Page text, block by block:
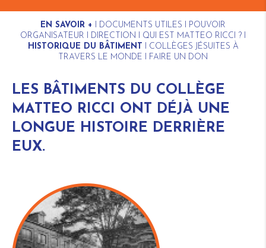
EN SAVOIR + I DOCUMENTS UTILES I POUVOIR
ORGANISATEUR I DIRECTION I QUI EST MATTEO RICCI ? I
HISTORIQUE DU BÂTIMENT I COLLÈGES JÉSUITES À
TRAVERS LE MONDE I FAIRE UN DON
LES BÂTIMENTS DU COLLÈGE
MATTEO RICCI ONT DÉJÀ UNE
LONGUE HISTOIRE DERRIÈRE
EUX.